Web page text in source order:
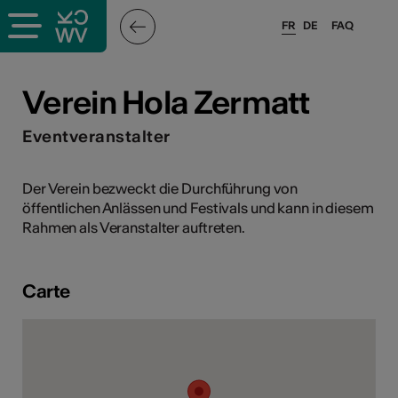
FAQ
FR DE
Verein Hola Zermatt
Eventveranstalter
Der Verein bezweckt die Durchführung von
öffentlichen Anlässen und Festivals und kann in diesem
Rahmen als Veranstalter auftreten.
Carte